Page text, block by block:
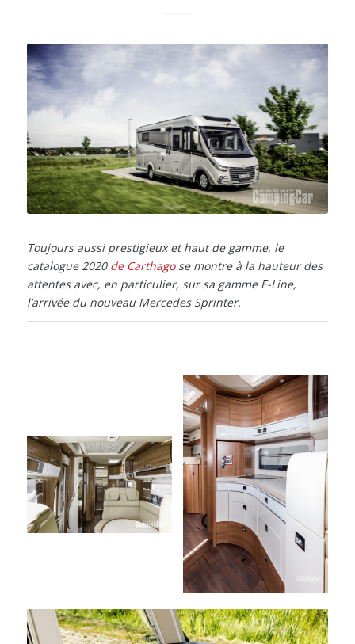
Toujours aussi prestigieux et haut de gamme, le
catalogue 2020 de Carthagose montre à la hauteur des
attentes avec, en particulier, sur sa gamme E-Line,
l’arrivée du nouveau Mercedes Sprinter.